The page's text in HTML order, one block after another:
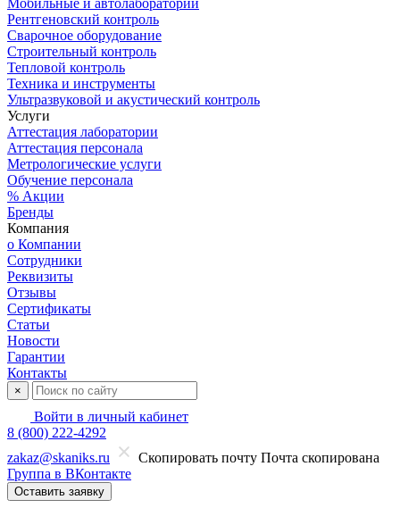
Мобильные и автолаборатории
Рентгеновский контроль
Сварочное оборудование
Строительный контроль
Тепловой контроль
Техника и инструменты
Ультразвуковой и акустический контроль
Услуги
Аттестация лаборатории
Аттестация персонала
Метрологические услуги
Обучение персонала
% Акции
Бренды
Компания
о Компании
Сотрудники
Реквизиты
Отзывы
Сертификаты
Статьи
Новости
Гарантии
Контакты
×
Войти в личный кабинет
8 (800) 222-4292
zakaz@skaniks.ru
Скопировать почту Почта скопирована
Группа в ВКонтакте
Оставить заявку